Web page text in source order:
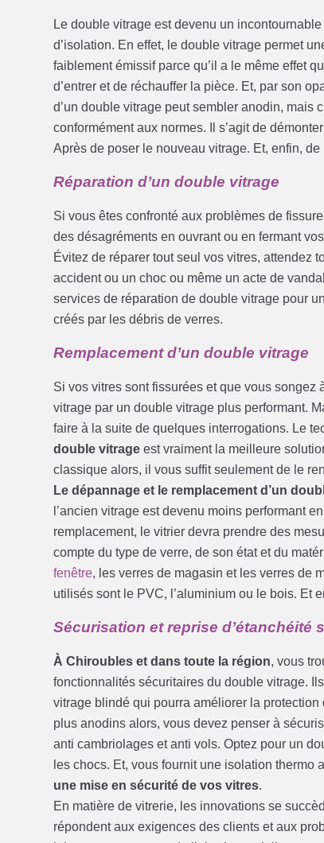
Le double vitrage est devenu un
d’isolation. En effet, le double vitrage permet
faiblement émissif parce qu’il a le même effet
d’entrer et de réchauffer la pièce. Et, par son
d’un double vitrage peut sembler anodin, mais
conformément aux normes. Il s’agit de
Après de poser le nouveau vitrage. Et, enfin,
Réparation d’un double vitrage
Si vous êtes confronté aux problèmes de
des désagréments en ouvrant ou en fermant
Évitez de réparer tout seul vos vitres, attendez
accident ou un choc ou même un acte de
services de réparation de double vitrage pour
créés par les débris de verres.
Remplacement d’un double vitrage
Si vos vitres sont fissurées et que vous
vitrage par un double vitrage plus performant.
faire à la suite de quelques interrogations. Le
double vitrage est vraiment la meilleure
classique alors, il vous suffit seulement de le
Le dépannage et le remplacement d’un
l’ancien vitrage est devenu moins performant
remplacement, le vitrier devra prendre des
compte du type de verre, de son état et du
fenêtre, les verres de magasin et les verres de
utilisés sont le PVC, l’aluminium ou le bois. Et
Sécurisation et reprise d’étanchéité
À Chiroubles et dans toute la région, vous
fonctionnalités sécuritaires du double vitrage.
vitrage blindé qui pourra améliorer la
plus anodins alors, vous devez penser à
anti cambriolages et anti vols. Optez pour un
les chocs. Et, vous fournit une isolation
une mise en sécurité de vos vitres.
En matière de vitrerie, les innovations se
répondent aux exigences des clients et aux